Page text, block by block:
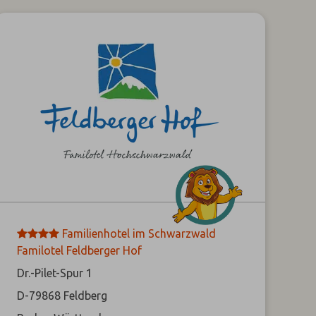
****
Familienhotel im Schwarzwald
Familotel Feldberger Hof
Dr.-Pilet-Spur 1
D-79868 Feldberg